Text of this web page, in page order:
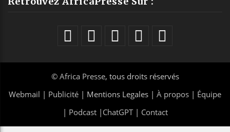
© Africa Presse, tous droits réservés
Webmail | Publicité | Mentions Legales | À propos | Équipe
| Podcast| ChatGPT| Contact